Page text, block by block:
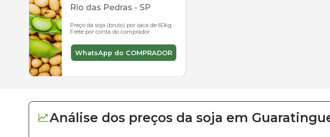
Rio das Pedras - SP
Preço da soja (bruto) por saca de 60kg
Frete por conta do comprador
WhatsApp do COMPRADOR
Análise dos preços da soja em